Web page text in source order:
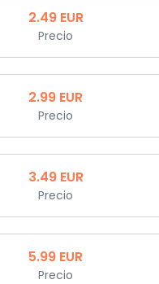
2.49 EUR
Precio
2.99 EUR
Precio
3.49 EUR
Precio
5.99 EUR
Precio